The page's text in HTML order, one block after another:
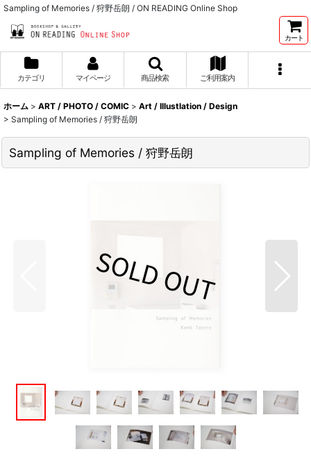
Sampling of Memories / 狩野岳朗 / ON READING Online Shop
カート
カテゴリ マイページ 商品検索 ご利用案内
ホーム > ART / PHOTO / COMIC > Art / Illustlation / Design
> Sampling of Memories / 狩野岳朗
Sampling of Memories / 狩野岳朗